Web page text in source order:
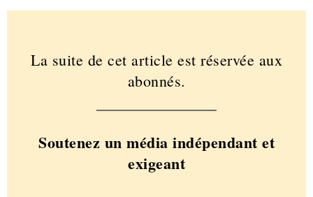
La suite de cet article est réservée aux
abonnés.
Soutenez un média indépendant et
exigeant